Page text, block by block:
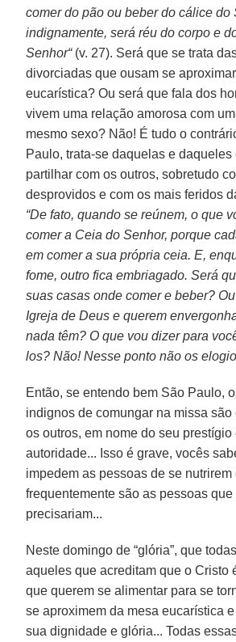
comer do pão ou beber do cálice do
indignamente, será réu do corpo e
Senhor“(v. 27). Será que se trata
divorciadas que ousam se
eucarística? Ou será que fala dos
vivem uma relação amorosa com
mesmo sexo? Não! É tudo o
Paulo, trata-se daquelas e daqueles
partilhar com os outros, sobretudo
desprovidos e com os mais feridos
“De fato, quando se reúnem, o que
comer a Ceia do Senhor, porque
em comer a sua própria ceia. E,
fome, outro fica embriagado. Será
suas casas onde comer e beber?
Igreja de Deus e querem
nada têm? O que vou dizer para
los? Não! Nesse ponto não os
Então, se entendo bem São Paulo,
indignos de comungar na missa
os outros, em nome do seu prestígio
autoridade... Isso é grave, vocês
impedem as pessoas de se nutrirem
frequentemente são as pessoas que
precisariam...
Neste domingo de “glória”, que
aqueles que acreditam que o Cristo
que querem se alimentar para se
se aproximem da mesa eucarística
sua dignidade e glória... Todas